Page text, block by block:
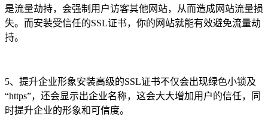
是流量劫持，会强制用户访客其他网站，从而造成网站流量损
失。而安装受信任的SSL证书，你的网站就能有效避免流量劫
持。
5、提升企业形象安装高级的SSL证书不仅会出现绿色小锁及
“https”，还会显示出企业名称，这会大大增加用户的信任，同
时提升企业的形象和可信度。